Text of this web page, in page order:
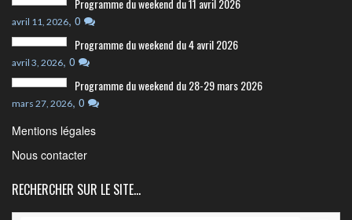
avril 11, 2026, 0
Programme du weekend du 4 avril 2026
avril 3, 2026, 0
Programme du weekend du 28-29 mars 2026
mars 27, 2026, 0
Mentions légales
Nous contacter
RECHERCHER SUR LE SITE…